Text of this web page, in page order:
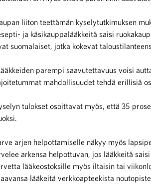
liiton teettämän kyselytutkimuksen
ja käsikauppalääkkeitä saisi
suomalaiset, jotka kokevat
parempi saavutettavuus voisi
mahdollisuudet tehdä erillisiä
tulokset osoittavat myös, että 35
arjen helpottamiselle näkyy myös
arkensa helpottuvan, jos lääkkeitä
lääkeostoksille myös iltaisin tai
lääkeitä verkkoapteekista
alalta
Kaupan liitossa